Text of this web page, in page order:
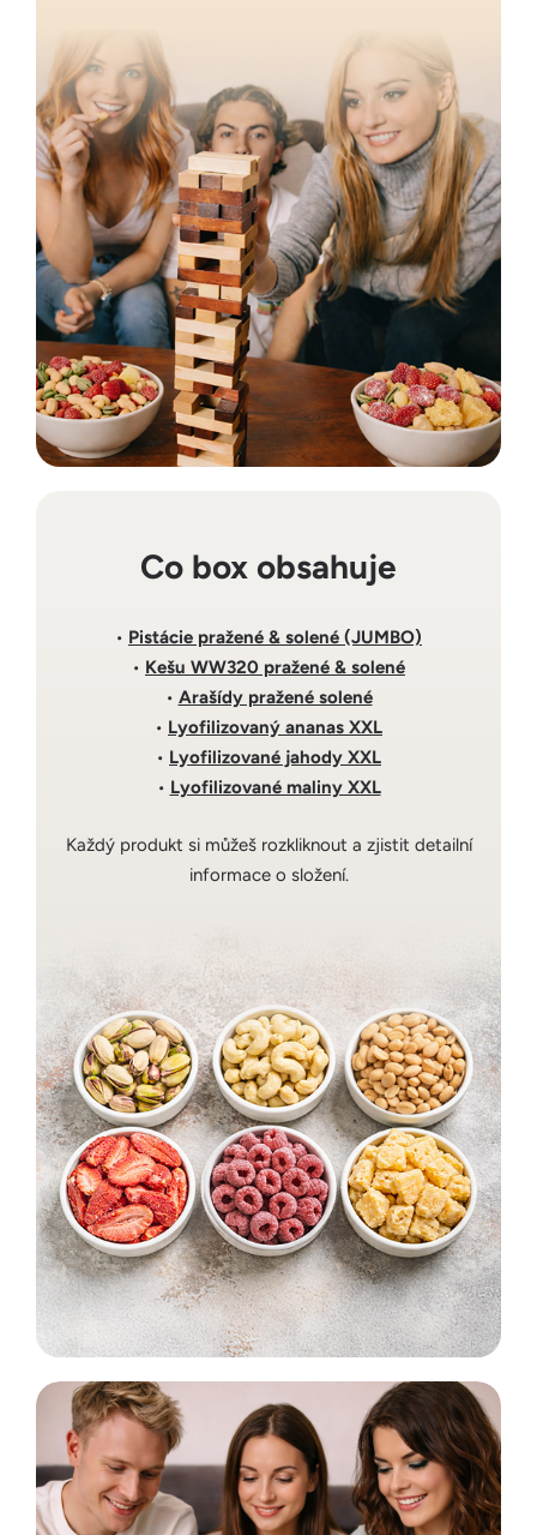
Co box obsahuje
• Pistácie pražené & solené (JUMBO)
• Kešu WW320 pražené & solené
• Arašídy pražené solené
• Lyofilizovaný ananas XXL
• Lyofilizované jahody XXL
• Lyofilizované maliny XXL
Každý produkt si můžeš rozkliknout a zjistit detailní
informace o složení.